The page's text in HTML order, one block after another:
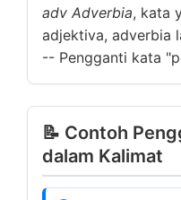
adv Adverbia, kata
adjektiva, adverbia
-- Pengganti kata
📝 Contoh
dalam Kalimat